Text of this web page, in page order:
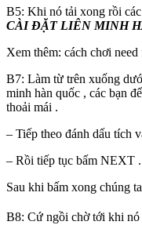
B5: Khi nó tải xong rồi
CÀI ĐẶT LIÊN MINH
Xem thêm: cách chơi
B7: Làm từ trên xuống
minh hàn quốc , các bạn
thoải mái .
– Tiếp theo đánh dấu tích
– Rồi tiếp tục bấm NEXT .
Sau khi bấm xong chúng
B8: Cứ ngồi chờ tới khi nó